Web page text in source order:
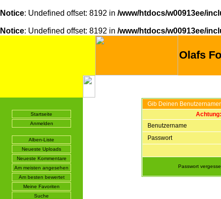
Notice: Undefined offset: 8192 in /www/htdocs/w00913ee/
Notice: Undefined offset: 8192 in /www/htdocs/w00913ee/
Olafs
Startseite
Anmelden
Alben-Liste
Neueste Uploads
Neueste Kommentare
Am meisten angesehen
Am besten bewertet
Meine Favoriten
Suche
Gib Deinen
Benutzername
Passwort
Passwort